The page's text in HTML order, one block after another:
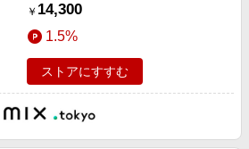
￥ 14,300
1.5%
ストアにすすむ